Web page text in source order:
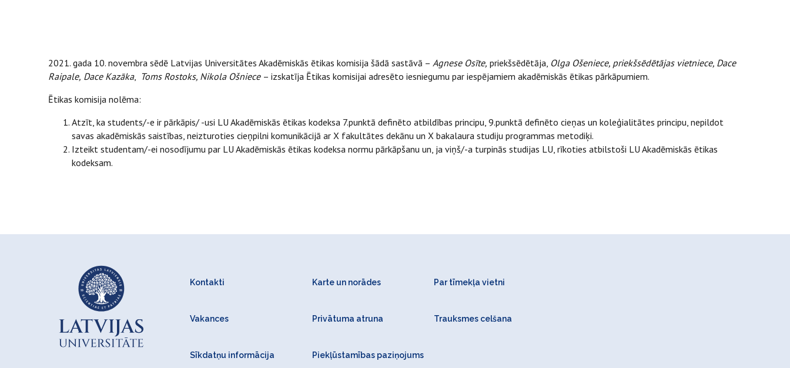
2021. gada 10. novembra sēdē Latvijas Universitātes Akadēmiskās ētikas komisija šādā sastāvā – Agnese Osīte, priekšsēdētāja, Olga Ošeniece, priekšsēdētājas vietniece, Dace
Raipale, Dace Kazāka, Toms Rostoks, Nikola Ošniece – izskatīja Ētikas komisijai adresēto iesniegumu par iespējamiem akadēmiskās ētikas pārkāpumiem.
Ētikas komisija nolēma:
Atzīt, ka students/-e ir pārkāpis/ -usi LU Akadēmiskās ētikas kodeksa 7.punktā definēto atbildības principu, 9.punktā definēto cieņas un koleģialitātes principu, nepildot
savas akadēmiskās saistības, neizturoties cieņpilni komunikācijā ar X fakultātes dekānu un X bakalaura studiju programmas metodiķi.
Izteikt studentam/-ei nosodījumu par LU Akadēmiskās ētikas kodeksa normu pārkāpšanu un, ja viņš/-a turpinās studijas LU, rīkoties atbilstoši LU Akadēmiskās ētikas
kodeksam.
Kontakti Karte un norādes Par tīmekļa vietni
Vakances Privātuma atruna Trauksmes celšana
Sīkdatņu informācija Piekļūstamības paziņojums